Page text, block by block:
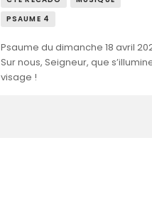
PSAUME 4
Psaume du dimanche 18 avril
Sur nous, Seigneur, que
visage !